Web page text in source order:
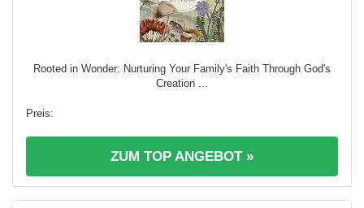
Rooted in Wonder: Nurturing Your Family's Faith Through God's
Creation ...
ZUM TOP ANGEBOT »